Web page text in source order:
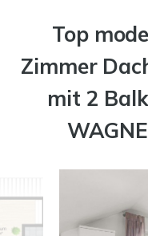
Top
Zimmer
mit 2